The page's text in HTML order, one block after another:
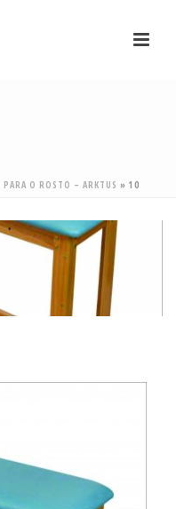
O ROSTO – ARKTUS » 10